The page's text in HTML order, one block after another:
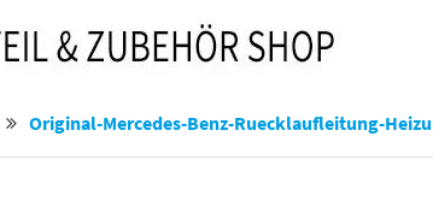
Original-Mercedes-Benz-Ruecklaufleitung-Heizung-Actros-